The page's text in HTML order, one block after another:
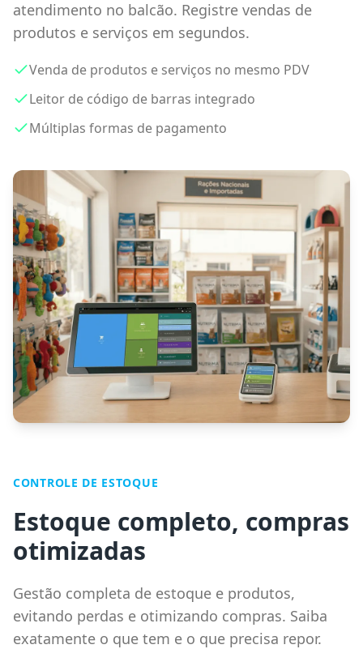
atendimento no balcão. Registre vendas de
produtos e serviços em segundos.
Venda de produtos e serviços no mesmo PDV
Leitor de código de barras integrado
Múltiplas formas de pagamento
CONTROLE DE ESTOQUE
Estoque completo, compras
otimizadas
Gestão completa de estoque e produtos,
evitando perdas e otimizando compras. Saiba
exatamente o que tem e o que precisa repor.